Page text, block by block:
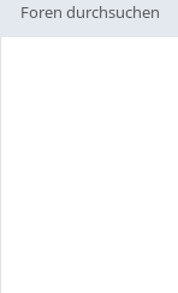
Foren durchsuchen